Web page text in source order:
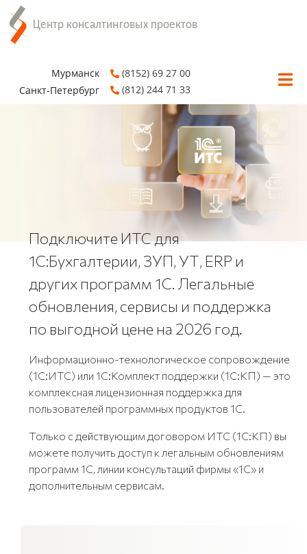
Мурманск
Санкт-Петербург
(8152) 69 27 00
(812) 244 71 33
Подключите ИТС для
1С:Бухгалтерии, ЗУП, УТ, ERP и
других программ 1С. Легальные
обновления, сервисы и поддержка
по выгодной цене на 2026 год.
Информационно-технологическое сопровождение
(1С:ИТС) или 1С:Комплект поддержки (1С:КП) — это
комплексная лицензионная поддержка для
пользователей программных продуктов 1С.
Только с действующим договором ИТС (1С:КП) вы
можете получить доступ к легальным обновлениям
программ 1С, линии консультаций фирмы «1С» и
дополнительным сервисам.